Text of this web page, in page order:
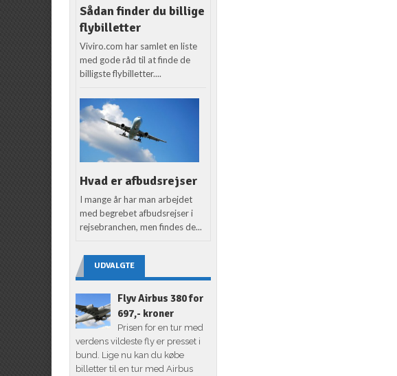
Sådan finder du billige
flybilletter
Viviro.com har samlet en liste
med gode råd til at finde de
billigste flybilletter....
Hvad er afbudsrejser
I mange år har man arbejdet
med begrebet afbudsrejser i
rejsebranchen, men findes de...
UDVALGTE
Flyv Airbus 380 for
697,- kroner
Prisen for en tur med
verdens vildeste fly er presset i
bund. Lige nu kan du købe
billetter til en tur med Airbus